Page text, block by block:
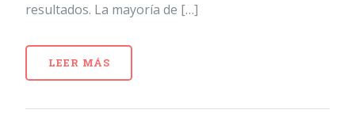
resultados. La mayoría de […]
LEER MÁS